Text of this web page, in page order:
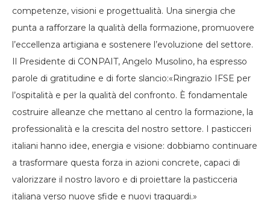
competenze, visioni e progettualità. Una sinergia che
punta a rafforzare la qualità della formazione, promuovere
l’eccellenza artigiana e sostenere l’evoluzione del settore.
Il Presidente di CONPAIT, Angelo Musolino, ha espresso
parole di gratitudine e di forte slancio:«Ringrazio IFSE per
l’ospitalità e per la qualità del confronto. È fondamentale
costruire alleanze che mettano al centro la formazione, la
professionalità e la crescita del nostro settore. I pasticceri
italiani hanno idee, energia e visione: dobbiamo continuare
a trasformare questa forza in azioni concrete, capaci di
valorizzare il nostro lavoro e di proiettare la pasticceria
italiana verso nuove sfide e nuovi traguardi.»